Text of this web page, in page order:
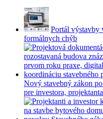
Portál výstavby
formálnych chýb
Nový stavebný zákon
pre investora,